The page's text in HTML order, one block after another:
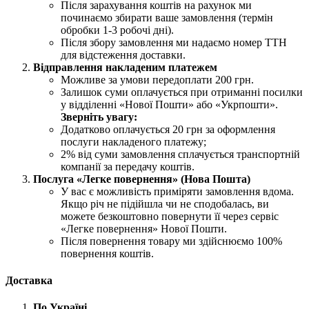
Після зарахування коштів на рахунок ми
починаємо збирати ваше замовлення (термін
обробки 1-3 робочі дні).
Після збору замовлення ми надаємо номер ТТН
для відстеження доставки.
Відправлення накладеним платежем
Можливе за умови передоплати 200 грн.
Залишок суми оплачується при отриманні посилки
у відділенні «Нової Пошти» або «Укрпошти».
Зверніть увагу:
Додатково оплачується 20 грн за оформлення
послуги накладеного платежу;
2% від суми замовлення сплачується транспортній
компанії за передачу коштів.
Послуга «Легке повернення» (Нова Пошта)
У вас є можливість приміряти замовлення вдома.
Якщо річ не підійшла чи не сподобалась, ви
можете безкоштовно повернути її через сервіс
«Легке повернення» Нової Пошти.
Після повернення товару ми здійснюємо 100%
повернення коштів.
Доставка